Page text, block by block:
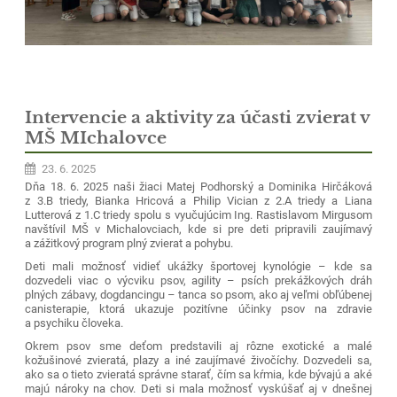
Intervencie a aktivity za účasti zvierat v
MŠ MIchalovce
23. 6. 2025
Dňa 18. 6. 2025 naši žiaci Matej Podhorský a Dominika Hirčáková
z 3.B triedy, Bianka Hricová a Philip Vician z 2.A triedy a Liana
Lutterová z 1.C triedy spolu s vyučujúcim Ing. Rastislavom Mirgusom
navštívil MŠ v Michalovciach, kde si pre deti pripravili zaujímavý
a zážitkový program plný zvierat a pohybu.
Deti mali možnosť vidieť ukážky športovej kynológie – kde sa
dozvedeli viac o výcviku psov, agility – psích prekážkových dráh
plných zábavy, dogdancingu – tanca so psom, ako aj veľmi obľúbenej
canisterapie, ktorá ukazuje pozitívne účinky psov na zdravie
a psychiku človeka.
Okrem psov sme deťom predstavili aj rôzne exotické a malé
kožušinové zvieratá, plazy a iné zaujímavé živočíchy. Dozvedeli sa,
ako sa o tieto zvieratá správne starať, čím sa kŕmia, kde bývajú a aké
majú nároky na chov. Deti si mala možnosť vyskúšať aj v dnešnej